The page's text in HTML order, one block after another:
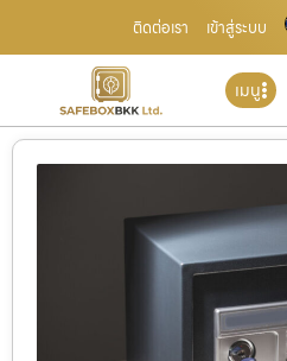
ติดต่อเรา เข้าสู่ระบบ
เมนู